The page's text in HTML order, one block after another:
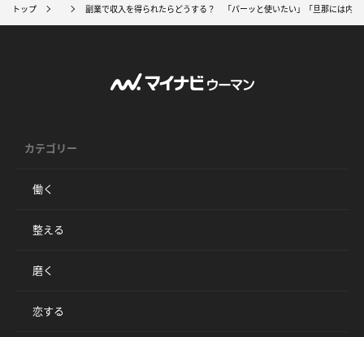
トップ 副業で収入を得られたらどうする？ 「パーッと使いたい」「旦那には内緒
カテゴリー
働く
整える
磨く
恋する